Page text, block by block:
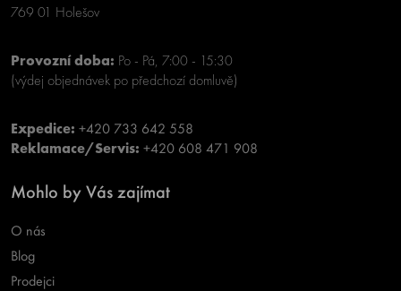
769 01 Holešov
Provozní doba: Po - Pá, 7:00 - 15:30
(výdej objednávek po předchozí domluvě)
Expedice: +420 733 642 558
Reklamace/Servis: +420 608 471 908
Mohlo by Vás zajímat
O nás
Blog
Prodejci